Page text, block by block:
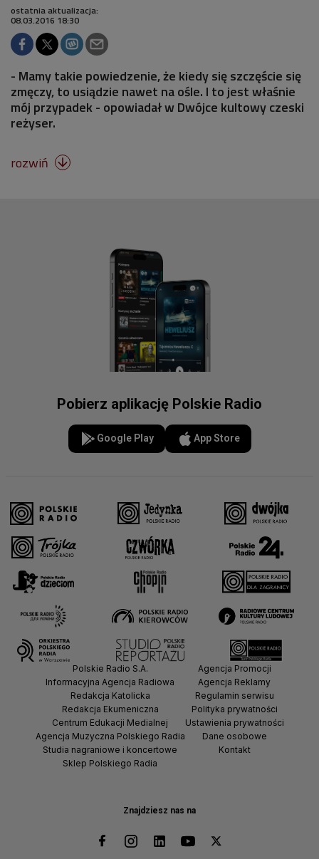
ostatnia aktualizacja:
08.03.2016 18:30
- Mamy takie powiedzenie, że kiedy się szczęście się
zmęczy, to usiądzie nawet na ośle. I to jest właśnie
mój przypadek - opowiadał w Dwójce kultowy czeski
reżyser.
rozwiń 
Pobierz aplikację Polskie Radio
Google Play App Store
Znajdziesz nas na
Polskie Radio S.A.
Informacyjna Agencja Radiowa
Redakcja Katolicka
Redakcja Ekumeniczna
Centrum Edukacji Medialnej
Agencja Muzyczna Polskiego Radia
Studia nagraniowe i koncertowe
Sklep Polskiego Radia
Agencja Promocji
Agencja Reklamy
Regulamin serwisu
Polityka prywatności
Ustawienia prywatności
Dane osobowe
Kontakt